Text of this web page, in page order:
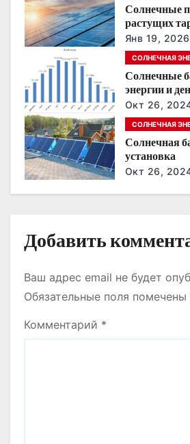
з
п
и
с
я
м
Солнечные
растущих
сохранить
ближайшие
Янв 19, 2026
СОЛНЕЧНАЯ
Солнечные
энергии и
Окт 26,
СОЛНЕЧНАЯ
Солнечная
установка
Окт 26,
Добавить
Ваш адрес email не будет
Обязательные поля помечены
Комментарий *